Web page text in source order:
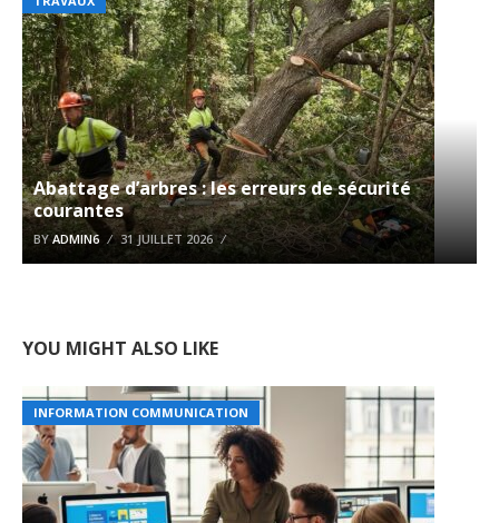
Abattage d’arbres : les erreurs de sécurité
courantes
BYADMIN6 31 JUILLET 2026
YOU MIGHT ALSO LIKE
INFORMATION COMMUNICATION